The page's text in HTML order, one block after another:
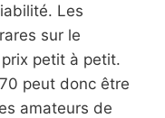
Les
sur le
petit à petit.
peut donc être
amateurs de